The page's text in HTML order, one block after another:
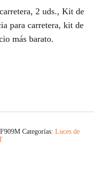
2 uds., Kit de
para carretera, kit de
más barato.
Categorías: Luces de